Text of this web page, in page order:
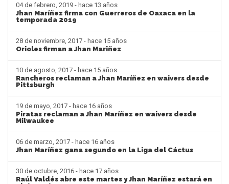
04 de febrero, 2019 - hace 13 años
Jhan Maríñez firma con Guerreros de Oaxaca en la
temporada 2019
28 de noviembre, 2017 - hace 15 años
Orioles firman a Jhan Mariñez
10 de agosto, 2017 - hace 15 años
Rancheros reclaman a Jhan Maríñez en waivers desde
Pittsburgh
19 de mayo, 2017 - hace 16 años
Piratas reclaman a Jhan Maríñez en waivers desde
Milwaukee
06 de marzo, 2017 - hace 16 años
Jhan Maríñez gana segundo en la Liga del Cáctus
30 de octubre, 2016 - hace 17 años
Raúl Valdés abre este martes y Jhan Maríñez estará en